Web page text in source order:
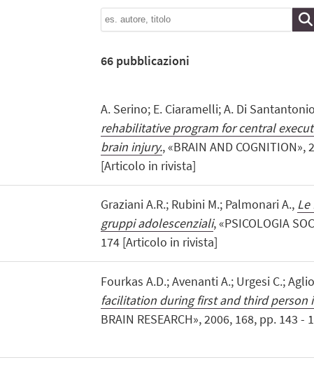
66pubblicazioni
A. Serino; E. Ciaramelli; A. Di
rehabilitative program for central
brain injury., «BRAIN AND COGNITION»,
[Articolo in rivista]
Graziani A.R.; Rubini M.; Palmonari A., Le
gruppi adolescenziali, «PSICOLOGIA
174 [Articolo in rivista]
Fourkas A.D.; Avenanti A.; Urgesi C.;
facilitation during first and third person
BRAIN RESEARCH», 2006, 168, pp. 143